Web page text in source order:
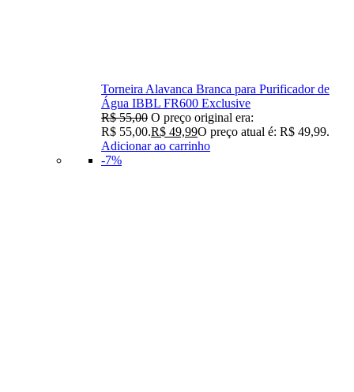
Torneira Alavanca Branca para Purificador de
Água IBBL FR600 Exclusive
R$55,00 O preço original era:
R$ 55,00.R$ 49,99O preço atual é: R$ 49,99.
Adicionar ao carrinho
-7%